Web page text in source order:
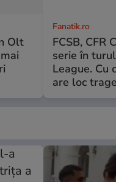
Olt
Fanatik.ro
FCSB, CFR
serie în
League. Cu
are loc